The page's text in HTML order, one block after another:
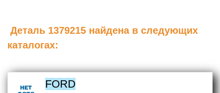
Деталь 1379215 найдена в следующих
каталогах:
FORD